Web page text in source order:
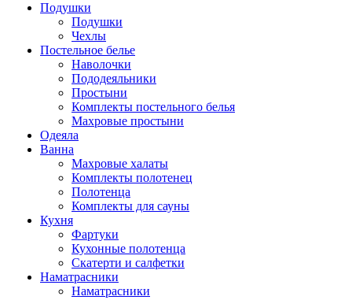
Подушки
Подушки
Чехлы
Постельное белье
Наволочки
Пододеяльники
Простыни
Комплекты постельного белья
Махровые простыни
Одеяла
Ванна
Махровые халаты
Комплекты полотенец
Полотенца
Комплекты для сауны
Кухня
Фартуки
Кухонные полотенца
Скатерти и салфетки
Наматрасники
Наматрасники